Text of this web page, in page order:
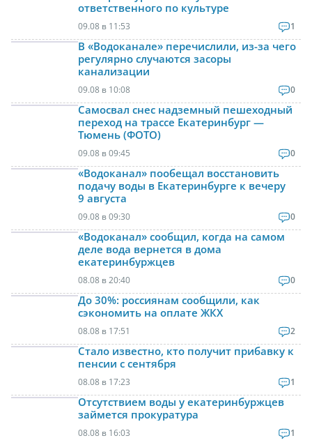
ответственного по культуре
09.08 в 11:53 1
В «Водоканале» перечислили, из-за чего
регулярно случаются засоры
канализации
09.08 в 10:08 0
Самосвал снес надземный пешеходный
переход на трассе Екатеринбург —
Тюмень (ФОТО)
09.08 в 09:45 0
«Водоканал» пообещал восстановить
подачу воды в Екатеринбурге к вечеру
9 августа
09.08 в 09:30 0
«Водоканал» сообщил, когда на самом
деле вода вернется в дома
екатеринбуржцев
08.08 в 20:40 0
До 30%: россиянам сообщили, как
сэкономить на оплате ЖКХ
08.08 в 17:51 2
Стало известно, кто получит прибавку к
пенсии с сентября
08.08 в 17:23 1
Отсутствием воды у екатеринбуржцев
займется прокуратура
08.08 в 16:03 1